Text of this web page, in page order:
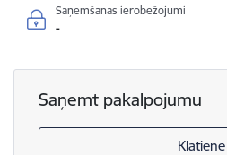
Saņemšanas ierobežojumi
-
Saņemt pakalpojumu
Klātienē